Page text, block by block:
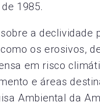
1985.
a
os erosivos,
em risco
e áreas
Ambiental da